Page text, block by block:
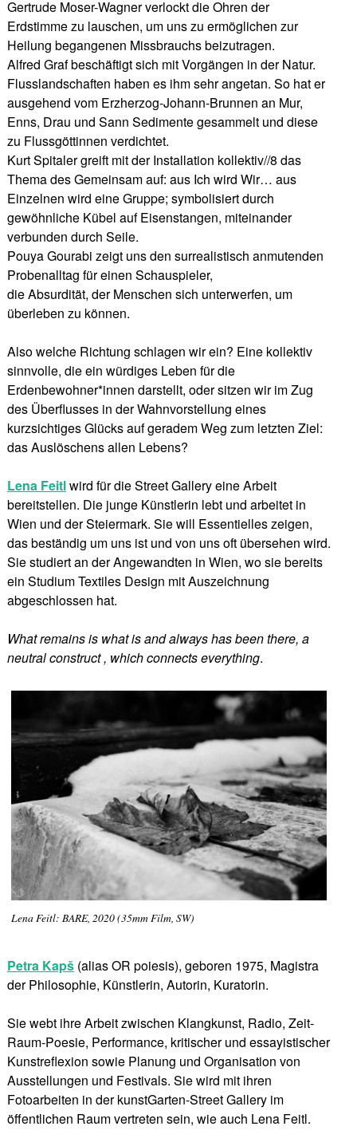
Gertrude Moser-Wagner verlockt die Ohren der
Erdstimme zu lauschen, um uns zu ermöglichen zur
Heilung begangenen Missbrauchs beizutragen.
Alfred Graf beschäftigt sich mit Vorgängen in der Natur.
Flusslandschaften haben es ihm sehr angetan. So hat er
ausgehend vom Erzherzog-Johann-Brunnen an Mur,
Enns, Drau und Sann Sedimente gesammelt und diese
zu Flussgöttinnen verdichtet.
Kurt Spitaler greift mit der Installation kollektiv//8 das
Thema des Gemeinsam auf: aus Ich wird Wir… aus
Einzelnen wird eine Gruppe; symbolisiert durch
gewöhnliche Kübel auf Eisenstangen, miteinander
verbunden durch Seile.
Pouya Gourabi zeigt uns den surrealistisch anmutenden
Probenalltag für einen Schauspieler,
die Absurdität, der Menschen sich unterwerfen, um
überleben zu können.
Also welche Richtung schlagen wir ein? Eine kollektiv
sinnvolle, die ein würdiges Leben für die
Erdenbewohner*innen darstellt, oder sitzen wir im Zug
des Überflusses in der Wahnvorstellung eines
kurzsichtiges Glücks auf geradem Weg zum letzten Ziel:
das Auslöschens allen Lebens?
Lena Feitlwird für die Street Gallery eine Arbeit
bereitstellen. Die junge Künstlerin lebt und arbeitet in
Wien und der Steiermark. Sie will Essentielles zeigen,
das beständig um uns ist und von uns oft übersehen wird.
Sie studiert an der Angewandten in Wien, wo sie bereits
ein Studium Textiles Design mit Auszeichnung
abgeschlossen hat.
What remains is what is and always has been there, a
neutral construct , which connects everything.
Lena Feitl: BARE, 2020 (35mm Film, SW)
Petra Kapš (alias OR poiesis), geboren 1975, Magistra
der Philosophie, Künstlerin, Autorin, Kuratorin.
Sie webt ihre Arbeit zwischen Klangkunst, Radio, Zeit-
Raum-Poesie, Performance, kritischer und essayistischer
Kunstreflexion sowie Planung und Organisation von
Ausstellungen und Festivals. Sie wird mit ihren
Fotoarbeiten in der kunstGarten-Street Gallery im
öffentlichen Raum vertreten sein, wie auch Lena Feitl.